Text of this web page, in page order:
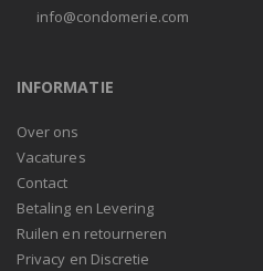
info@condomerie.com
INFORMATIE
Over ons
Vacatures
Contact
Betaling en Levering
Ruilen en retourneren
Privacy en Discretie